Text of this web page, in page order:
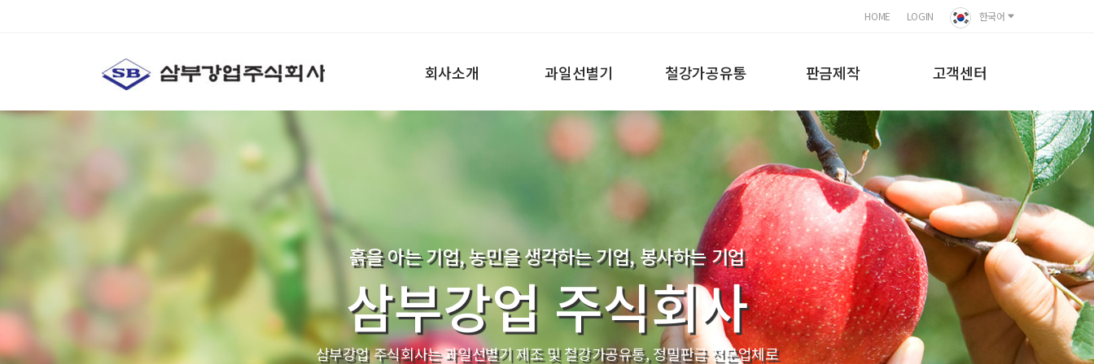
HOME LOGIN 한국어
회사소개 과일선별기 철강가공유통 판금제작 고객센터
흙을 아는 기업, 농민을 생각하는 기업, 봉사하는 기업
삼부강업 주식회사
삼부강업 주식회사는 과일선별기 제조 및 철강가공유통, 정밀판금 전문업체로